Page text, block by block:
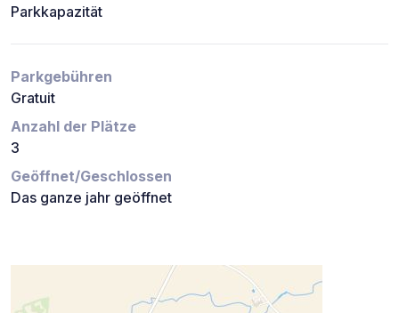
Parkkapazität
Parkgebühren
Gratuit
Anzahl der Plätze
3
Geöffnet/Geschlossen
Das ganze jahr geöffnet